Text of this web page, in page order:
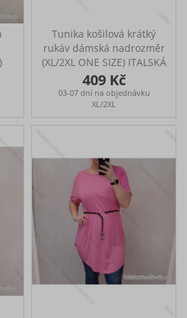
Tunika košilová krátký
rukáv dámská nadrozměr
(XL/2XL ONE SIZE) ITALSKÁ
MÓDA IMJ22006
Košile s krátkým rukávem
Rozměry: přes prsa: 126
cm, boky: 114 cm, délka:
409 Kč
03-07 dní na objednávku
XL/2XL